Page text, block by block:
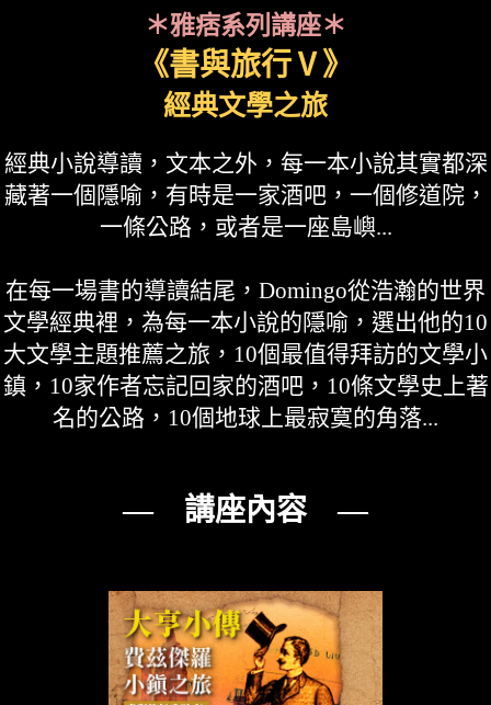
＊雅痞系列講座＊
《書與旅行Ⅴ》
經典文學之旅
經典小說導讀，文本之外，每一本小說其實都深
藏著一個隱喻，有時是一家酒吧，一個修道院，
一條公路，或者是一座島嶼...
在每一場書的導讀結尾，Domingo從浩瀚的世界
文學經典裡，為每一本小說的隱喻，選出他的10
大文學主題推薦之旅，10個最值得拜訪的文學小
鎮，10家作者忘記回家的酒吧，10條文學史上著
名的公路，10個地球上最寂寞的角落...
— 講座內容 —